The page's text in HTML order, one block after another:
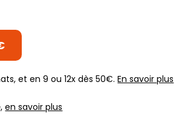
et en 9 ou 12x dès 50€.En savoir plus
,en savoir plus